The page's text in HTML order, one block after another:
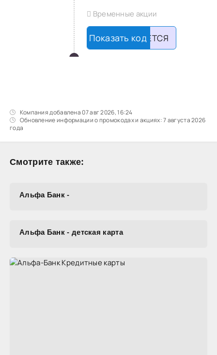
Временные акции
НЕ ТРЕБУЕТСЯ
Компания добавлена 07 авг 2026, 16:24
Обновление информации о промокодах и акциях: 7 августа 2026
года
Смотрите также:
Альфа Банк -
Альфа Банк - детская карта